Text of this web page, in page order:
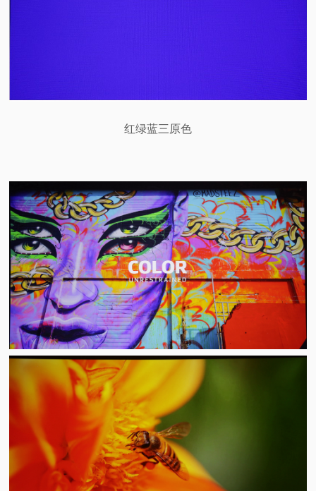
红绿蓝三原色